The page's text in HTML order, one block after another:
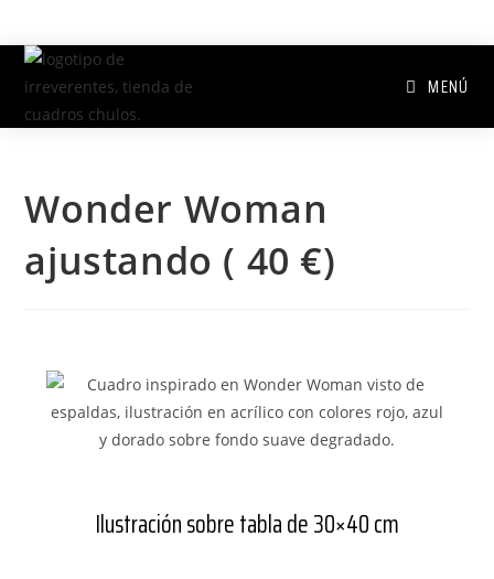
MENÚ
Wonder Woman
ajustando ( 40 €)
Ilustración sobre tabla de 30×40 cm